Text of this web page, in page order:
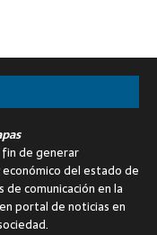
de generar
del estado de
comunicación en la
portal de noticias en